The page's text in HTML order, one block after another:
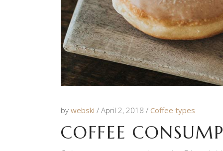
by webski April 2, 2018 Coffee types
COFFEE